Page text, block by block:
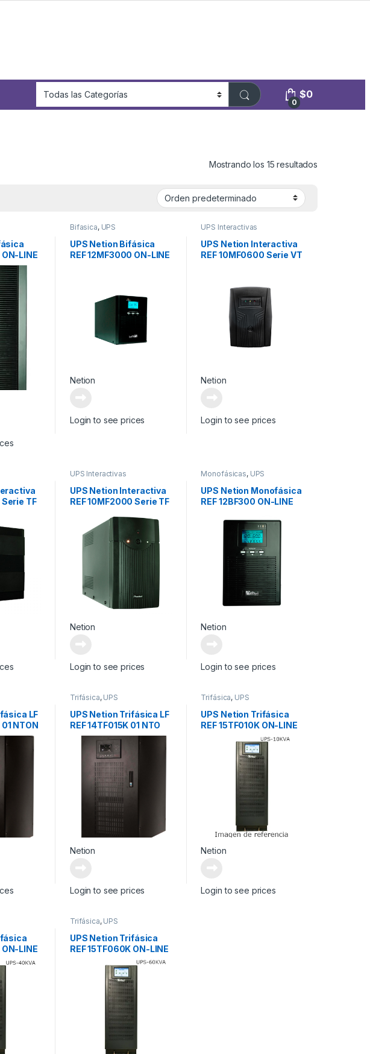
0
$0
Mostrando los 15 resultados
LINE
Bifasica, UPS
UPS Netion Bifásica
REF 12MF3000 ON-LINE
Netion
Login to see prices
UPS Interactivas
UPS Netion Interactiva
REF 10MF0600 Serie VT
Netion
Login to see prices
Serie TF
UPS Interactivas
UPS Netion Interactiva
REF 10MF2000 Serie TF
Netion
Login to see prices
Monofásicas, UPS
UPS Netion Monofásica
REF 12BF300 ON-LINE
Netion
Login to see prices
LF
NTON
Trifásica, UPS
UPS Netion Trifásica LF
REF 14TF015K 01 NTO
Trifásica (Baja
Frecuencia 0.9)
Netion
Login to see prices
Trifásica, UPS
UPS Netion Trifásica
REF 15TF010K ON-LINE
SERIE EP Trifásica (Alta
Frecuencia)
Netion
Login to see prices
LINE
(Alta
Trifásica, UPS
UPS Netion Trifásica
REF 15TF060K ON-LINE
SERIE EP Trifásica (Alta
Frecuencia 1.0)